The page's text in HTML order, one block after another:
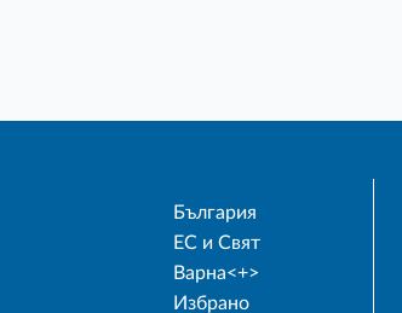
България
ЕС и Свят
Варна<+>
Избрано